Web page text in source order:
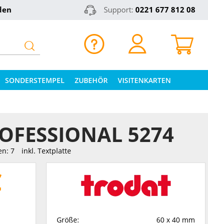
Support: 0221 677 812 08
SONDERSTEMPEL ZUBEHÖR VISITENKARTEN
5274
7 inkl. Textplatte
Größe:
60 x 40 mm